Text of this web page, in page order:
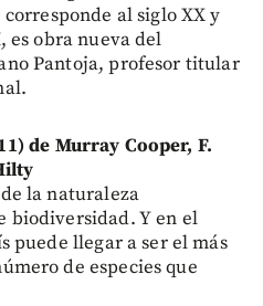
al siglo XX y
es obra nueva del
Pantoja, profesor titular
de Murray Cooper, F.
la naturaleza
biodiversidad. Y en el
puede llegar a ser el más
de especies que